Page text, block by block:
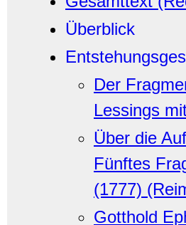
Überblick
Der
Lessings
Über die
Fünftes
(1777)
Gotthold